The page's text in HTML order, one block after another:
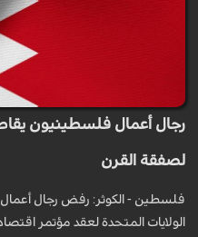
رجال أعمال فلسطينيون
لصفقة القرن
فلسطين - الكوثر: رفض رجال
الولايات المتحدة لعقد مؤتمر